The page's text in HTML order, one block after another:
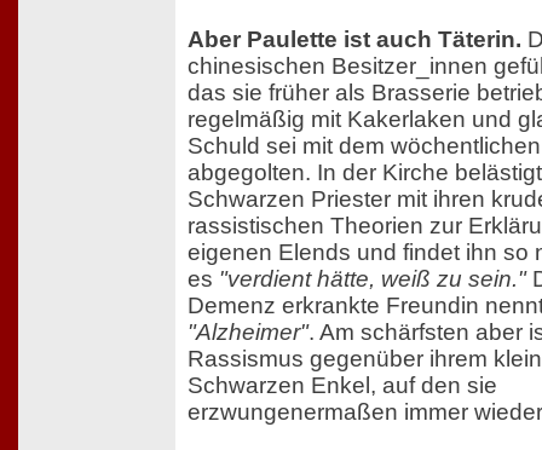
Aber Paulette ist auch Täterin.
chinesischen Besitzer_innen
das sie früher als Brasserie
regelmäßig mit Kakerlaken und
Schuld sei mit dem
abgegolten. In der Kirche
Schwarzen Priester mit ihren
rassistischen Theorien zur
eigenen Elends und findet ihn so
es "verdient hätte, weiß zu sein."
Demenz erkrankte Freundin
"Alzheimer". Am schärfsten aber
Rassismus gegenüber ihrem
Schwarzen Enkel, auf den sie
erzwungenermaßen immer